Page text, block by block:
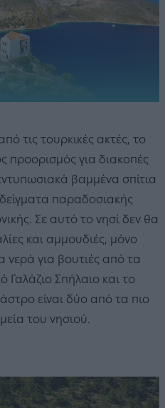
τις τουρκικές ακτές, το
προορισμός για διακοπές
βαμμένα σπίτια
παραδοσιακής
Σε αυτό το νησί δεν θα
και αμμουδιές, μόνο
νερά για βουτιές από τα
Γαλάζιο Σπήλαιο και το
είναι δύο από τα πιο
του νησιού.